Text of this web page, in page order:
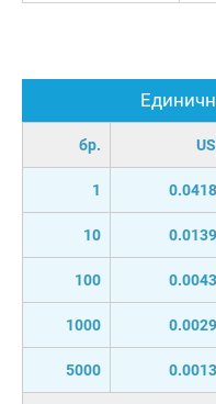
бр.
1
10
100
1000
5000